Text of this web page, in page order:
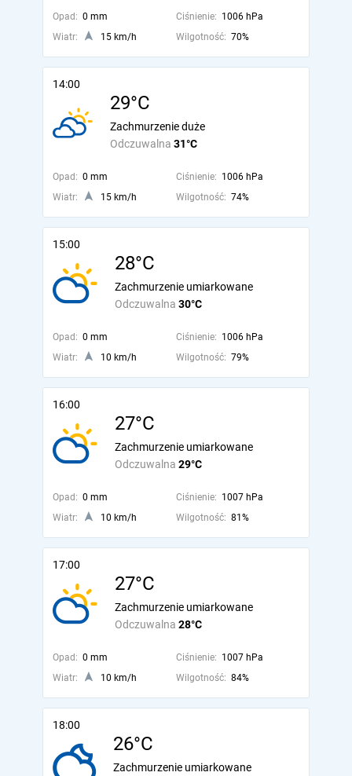
Opad: 0 mm Ciśnienie: 1006 hPa
Wiatr:
15 km/h Wilgotność: 70%
14:00
29°C
Odczuwalna 31°C
Zachmurzenie duże
Opad: 0 mm Ciśnienie: 1006 hPa
Wiatr:
15 km/h Wilgotność: 74%
15:00
28°C
Odczuwalna 30°C
Zachmurzenie umiarkowane
Opad: 0 mm Ciśnienie: 1006 hPa
Wiatr:
10 km/h Wilgotność: 79%
16:00
27°C
Odczuwalna 29°C
Zachmurzenie umiarkowane
Opad: 0 mm Ciśnienie: 1007 hPa
Wiatr:
10 km/h Wilgotność: 81%
17:00
27°C
Odczuwalna 28°C
Zachmurzenie umiarkowane
Opad: 0 mm Ciśnienie: 1007 hPa
Wiatr:
10 km/h Wilgotność: 84%
18:00
26°C
Zachmurzenie umiarkowane